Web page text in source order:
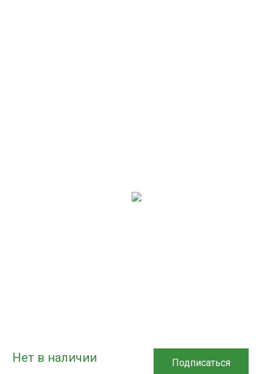
Нет в наличии Подписаться